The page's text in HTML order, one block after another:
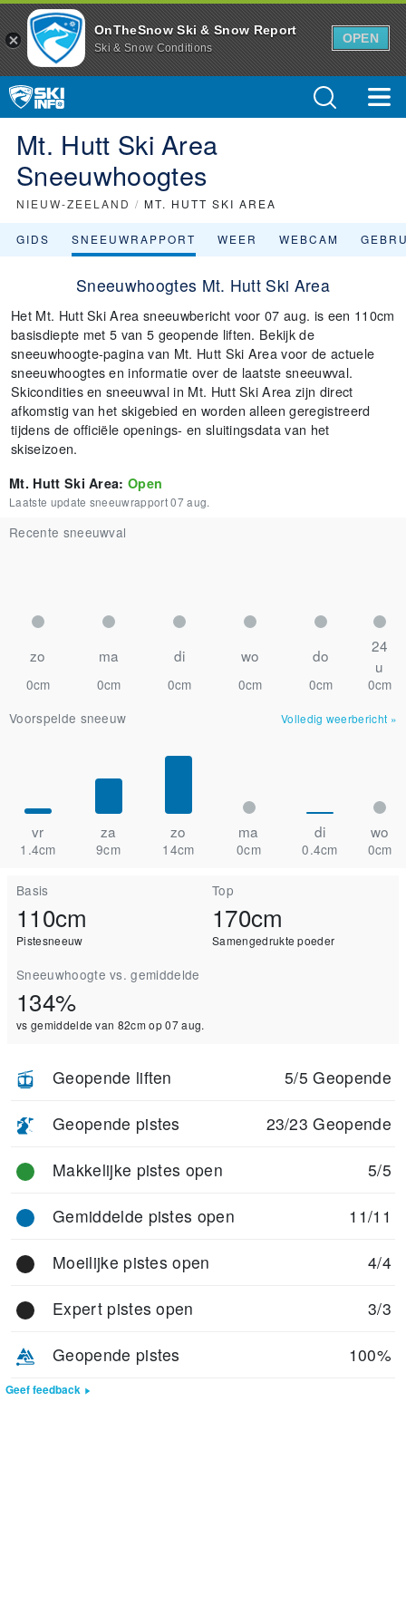
OnTheSnow Ski & Snow Report
Ski & Snow Conditions
OPEN
Mt. Hutt Ski Area
Sneeuwhoogtes
NIEUW-ZEELAND / MT. HUTT SKI AREA
GIDS SNEEUWRAPPORT WEER WEBCAM
Sneeuwhoogtes Mt. Hutt Ski Area
Het Mt. Hutt Ski Area sneeuwbericht voor 07 aug. is een 110cm
basisdiepte met 5 van 5 geopende liften. Bekijk de
sneeuwhoogte-pagina van Mt. Hutt Ski Area voor de actuele
sneeuwhoogtes en informatie over de laatste sneeuwval.
Skicondities en sneeuwval in Mt. Hutt Ski Area zijn direct
afkomstig van het skigebied en worden alleen geregistreerd
tijdens de officiële openings- en sluitingsdata van het
skiseizoen.
Mt. Hutt Ski Area:Open
Laatste update sneeuwrapport07 aug.
Recente sneeuwval
zo ma di wo do
24
u
0cm 0cm 0cm 0cm 0cm
0cm
Voorspelde sneeuw
Volledig weerbericht »
vr za zo ma di wo
1.4cm 9cm 14cm 0cm 0.4cm 0cm
Basis
110cm
Pistesneeuw
Top
170cm
Samengedrukte poeder
Sneeuwhoogte vs. gemiddelde
134%
vs gemiddelde van 82cm op 07 aug.
Geopende liften 5/5 Geopende
Geopende pistes 23/23 Geopende
Makkelijke pistes open 5/5
Gemiddelde pistes open 11/11
Moeilijke pistes open 4/4
Expert pistes open 3/3
Geopende pistes 100%
Geef feedback